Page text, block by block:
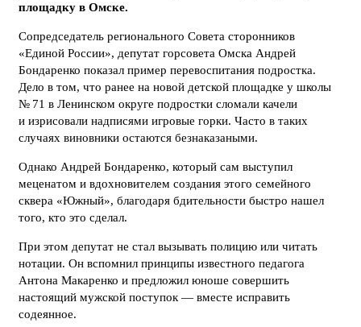
площадку в Омске.
Сопредседатель регионального Совета сторонников
«Единой России», депутат горсовета Омска Андрей
Бондаренко показал пример перевоспитания подростка.
Дело в том, что ранее на новой детской площадке у школы
№ 71 в Ленинском округе подростки сломали качели
и изрисовали надписями игровые горки. Часто в таких
случаях виновники остаются безнаказаными.
Однако Андрей Бондаренко, который сам выступил
меценатом и вдохновителем создания этого семейного
сквера «Южный», благодаря бдительности быстро нашел
того, кто это сделал.
При этом депутат не стал вызывать полицию или читать
нотации. Он вспомнил принципы известного педагога
Антона Макаренко и предложил юноше совершить
настоящий мужской поступок — вместе исправить
содеянное.